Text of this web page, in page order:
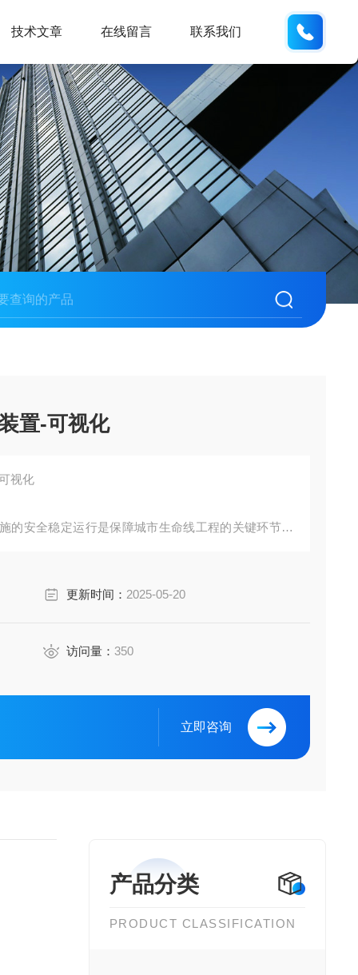
技术文章 在线留言 联系我们
置-可视化
视化
的安全稳定运行是保障城市生命线工程的关键环节。
天候的健康管理屏障。
更新时间： 2025-05-20
访问量： 350
立即咨询
产品分类
PRODUCT CLASSIFICATION